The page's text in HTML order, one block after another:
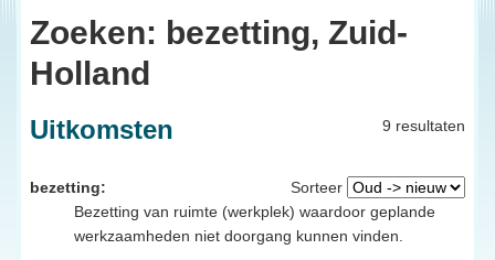
Zoeken: bezetting, Zuid-
Holland
9 resultaten
Uitkomsten
Sorteer
bezetting:
Bezetting van ruimte (werkplek) waardoor geplande
werkzaamheden niet doorgang kunnen vinden.